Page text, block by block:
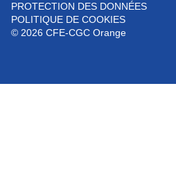
PROTECTION DES DONNÉES
POLITIQUE DE COOKIES
© 2026 CFE-CGC Orange